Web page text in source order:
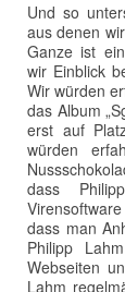
Und so
aus denen
Ganze ist
wir Einblick
Wir würden
das Album
erst auf
würden
dass
dass man
Philipp
Webseiten
Lahm